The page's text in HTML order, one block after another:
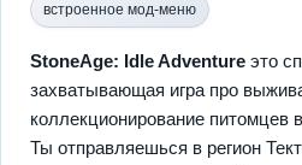
встроенное мод-меню
StoneAge: Idle Adventure это
захватывающая игра про
коллекционирование питомцев
Ты отправляешься в регион